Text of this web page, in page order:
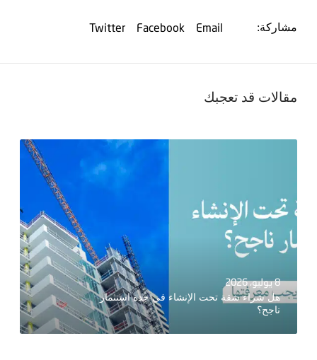
مشاركة: Email
Facebook
Twitter
مقالات قد تعجبك
8 يوليو، 2026
هل شراء شقة تحت الإنشاء في جدة استثمار
ناجح؟